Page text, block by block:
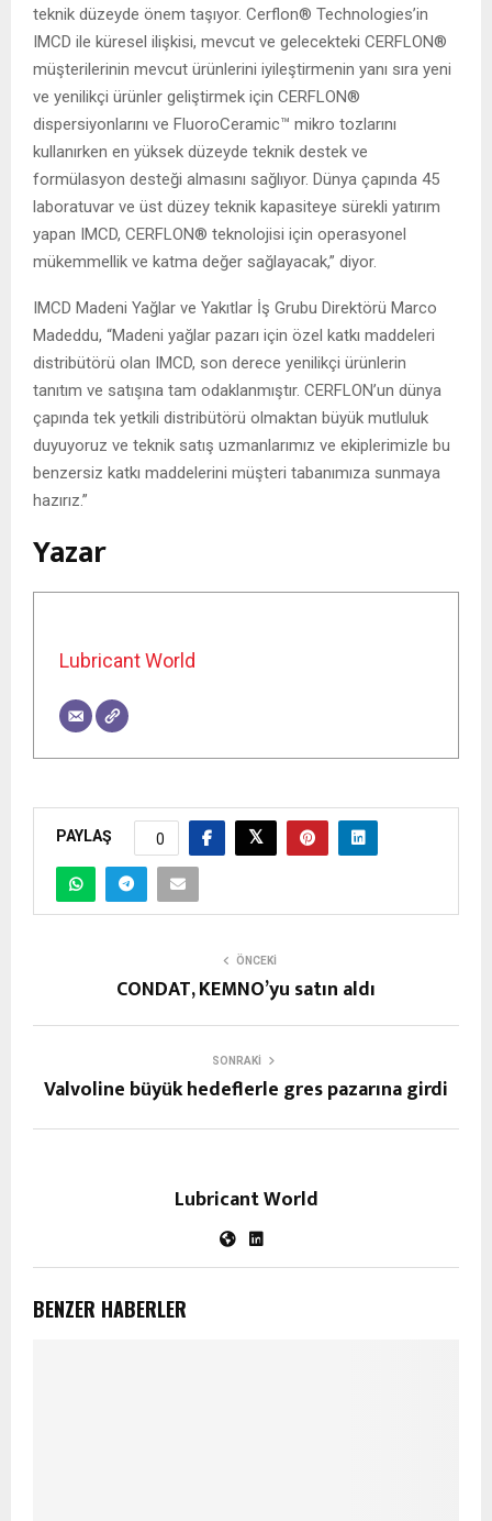
teknik düzeyde önem taşıyor. Cerflon® Technologies’in
IMCD ile küresel ilişkisi, mevcut ve gelecekteki CERFLON®
müşterilerinin mevcut ürünlerini iyileştirmenin yanı sıra yeni
ve yenilikçi ürünler geliştirmek için CERFLON®
dispersiyonlarını ve FluoroCeramic™ mikro tozlarını
kullanırken en yüksek düzeyde teknik destek ve
formülasyon desteği almasını sağlıyor. Dünya çapında 45
laboratuvar ve üst düzey teknik kapasiteye sürekli yatırım
yapan IMCD, CERFLON® teknolojisi için operasyonel
mükemmellik ve katma değer sağlayacak,” diyor.
IMCD Madeni Yağlar ve Yakıtlar İş Grubu Direktörü Marco
Madeddu, “Madeni yağlar pazarı için özel katkı maddeleri
distribütörü olan IMCD, son derece yenilikçi ürünlerin
tanıtım ve satışına tam odaklanmıştır. CERFLON’un dünya
çapında tek yetkili distribütörü olmaktan büyük mutluluk
duyuyoruz ve teknik satış uzmanlarımız ve ekiplerimizle bu
benzersiz katkı maddelerini müşteri tabanımıza sunmaya
hazırız.”
Yazar
Lubricant World
PAYLAŞ 0
ÖNCEKI
CONDAT, KEMNO’yu satın aldı
SONRAKI
Valvoline büyük hedeflerle gres pazarına girdi
Lubricant World
BENZER HABERLER